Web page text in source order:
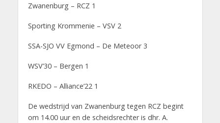
Zwanenburg – RCZ 1
Sporting Krommenie – VSV 2
SSA-SJO VV Egmond – De Meteoor 3
WSV’30 – Bergen 1
RKEDO – Alliance’22 1
De wedstrijd van Zwanenburg tegen RCZ begint
om 14.00 uur en de scheidsrechter is dhr. A.